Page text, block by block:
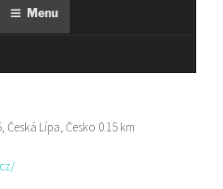
Lípa, Česko 0.15 km